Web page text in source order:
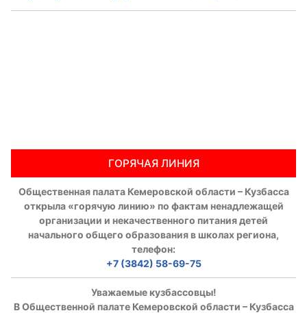
ГОРЯЧАЯ ЛИНИЯ
Общественная палата Кемеровской области – Кузбасса
открыла «горячую линию» по фактам ненадлежащей
организации и некачественного питания детей
начального общего образования в школах региона,
телефон:
+7 (3842) 58-69-75
Уважаемые кузбассовцы!
В Общественной палате Кемеровской области – Кузбасса